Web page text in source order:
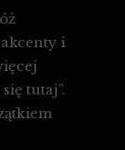
i
tutaj”.